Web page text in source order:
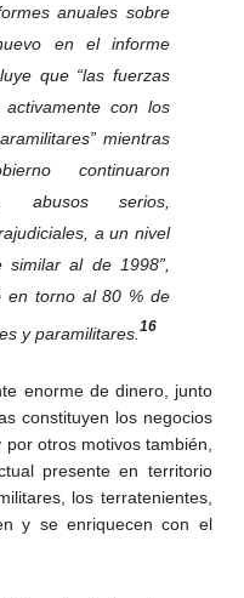
anuales sobre
en el informe
que “las fuerzas
con los
mientras
continuaron
abusos serios,
a un nivel
similar al de 1998”,
en torno al 80 % de
y paramilitares. 16
enorme de dinero, junto
constituyen los negocios
otros motivos también,
presente en territorio
los terratenientes,
y se enriquecen con el